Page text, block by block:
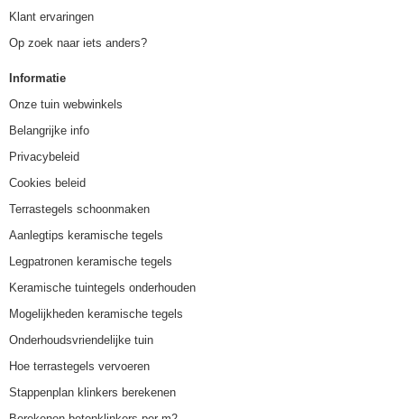
Klant ervaringen
Op zoek naar iets anders?
Informatie
Onze tuin webwinkels
Belangrijke info
Privacybeleid
Cookies beleid
Terrastegels schoonmaken
Aanlegtips keramische tegels
Legpatronen keramische tegels
Keramische tuintegels onderhouden
Mogelijkheden keramische tegels
Onderhoudsvriendelijke tuin
Hoe terrastegels vervoeren
Stappenplan klinkers berekenen